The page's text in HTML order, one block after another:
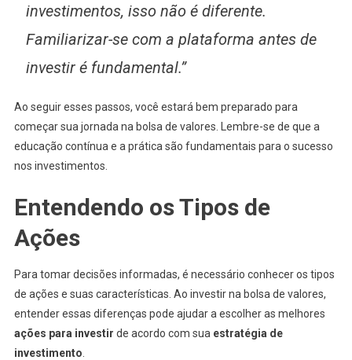
investimentos, isso não é diferente.
Familiarizar-se com a plataforma antes de
investir é fundamental.”
Ao seguir esses passos, você estará bem preparado para
começar sua jornada na bolsa de valores. Lembre-se de que a
educação contínua e a prática são fundamentais para o sucesso
nos investimentos.
Entendendo os Tipos de
Ações
Para tomar decisões informadas, é necessário conhecer os tipos
de ações e suas características. Ao investir na bolsa de valores,
entender essas diferenças pode ajudar a escolher as melhores
ações para investir de acordo com sua estratégia de
investimento